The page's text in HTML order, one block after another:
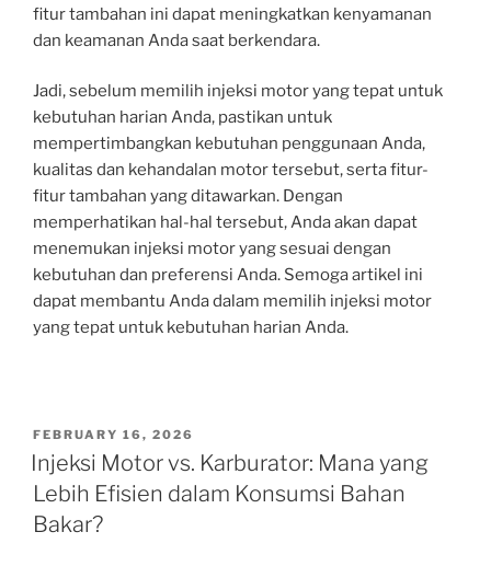
fitur tambahan ini dapat meningkatkan kenyamanan
dan keamanan Anda saat berkendara.
Jadi, sebelum memilih injeksi motor yang tepat untuk
kebutuhan harian Anda, pastikan untuk
mempertimbangkan kebutuhan penggunaan Anda,
kualitas dan kehandalan motor tersebut, serta fitur-
fitur tambahan yang ditawarkan. Dengan
memperhatikan hal-hal tersebut, Anda akan dapat
menemukan injeksi motor yang sesuai dengan
kebutuhan dan preferensi Anda. Semoga artikel ini
dapat membantu Anda dalam memilih injeksi motor
yang tepat untuk kebutuhan harian Anda.
POSTED
ON
FEBRUARY 16, 2026
Injeksi Motor vs. Karburator: Mana yang
Lebih Efisien dalam Konsumsi Bahan
Bakar?